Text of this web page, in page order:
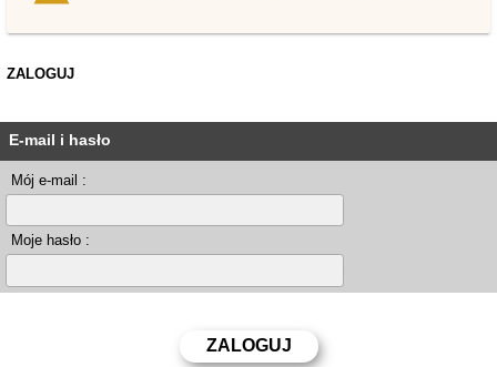
ZALOGUJ
E-mail i hasło
Mój e-mail :
Moje hasło :